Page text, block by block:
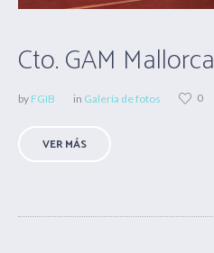
Cto. GAM Mallorca
by FGIB in Galería de fotos 0
VER MÁS